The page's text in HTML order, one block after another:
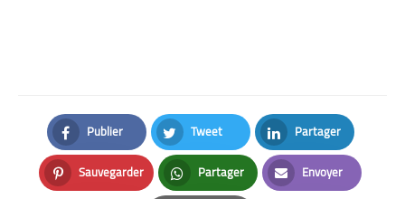
Publier
Facebook
Tweet
Twitter
Partager
LinkedIn
Sauvegarder
Pinterest
Partager
Whatsapp
Envoyer
Email